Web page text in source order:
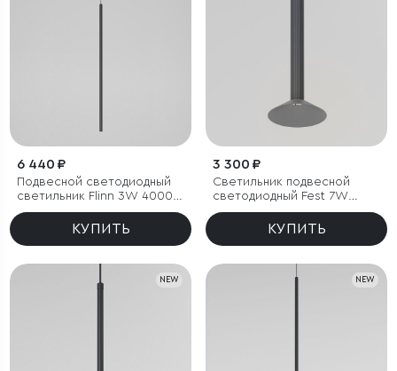
6 440 ₽
Подвесной светодиодный
светильник Flinn 3W 4000К
черный
КУПИТЬ
3 300 ₽
Светильник подвесной
светодиодный Fest 7W
4000K графит
КУПИТЬ
NEW NEW